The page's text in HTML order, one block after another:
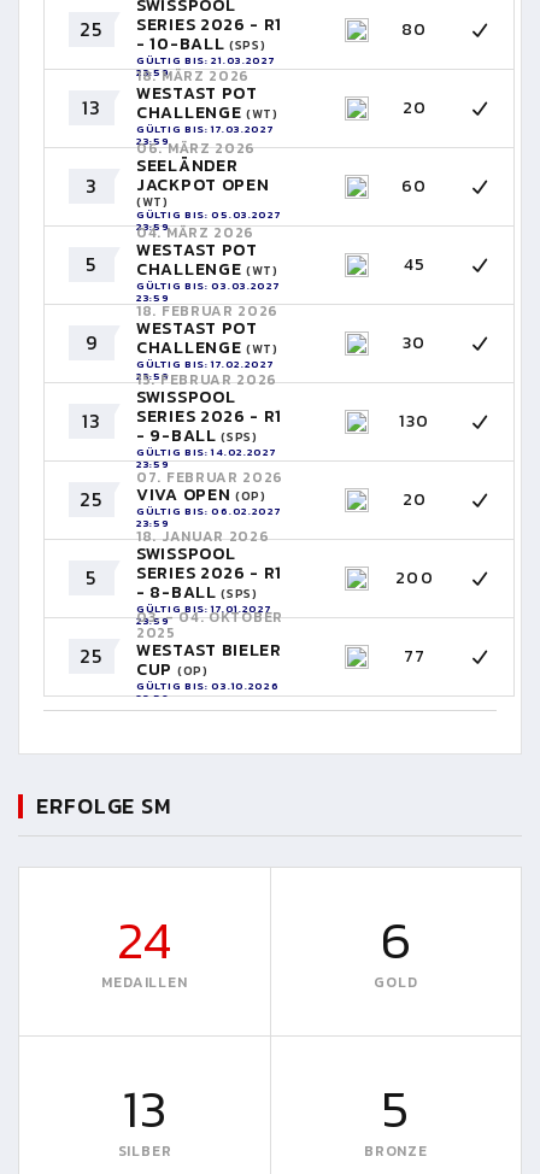
25
SWISSPOOL
SERIES 2026 - R1
- 10-BALL (SPS)
GÜLTIG BIS: 21.03.2027
23:59
80
13
18. MÄRZ 2026
WESTAST POT
CHALLENGE (WT)
GÜLTIG BIS: 17.03.2027
23:59
20
3
06. MÄRZ 2026
SEELÄNDER
JACKPOT OPEN
(WT)
GÜLTIG BIS: 05.03.2027
23:59
60
5
04. MÄRZ 2026
WESTAST POT
CHALLENGE (WT)
GÜLTIG BIS: 03.03.2027
23:59
45
9
18. FEBRUAR 2026
WESTAST POT
CHALLENGE (WT)
GÜLTIG BIS: 17.02.2027
23:59
30
13
15. FEBRUAR 2026
SWISSPOOL
SERIES 2026 - R1
- 9-BALL(SPS)
GÜLTIG BIS: 14.02.2027
23:59
130
25
07. FEBRUAR 2026
VIVA OPEN (OP)
GÜLTIG BIS: 06.02.2027
23:59
20
5
18. JANUAR 2026
SWISSPOOL
SERIES 2026 - R1
- 8-BALL(SPS)
GÜLTIG BIS: 17.01.2027
23:59
200
25
03. - 04. OKTOBER
2025
WESTAST BIELER
CUP (OP)
GÜLTIG BIS: 03.10.2026
23:59
77
ERFOLGE SM
24
MEDAILLEN
6
GOLD
13
SILBER
5
BRONZE